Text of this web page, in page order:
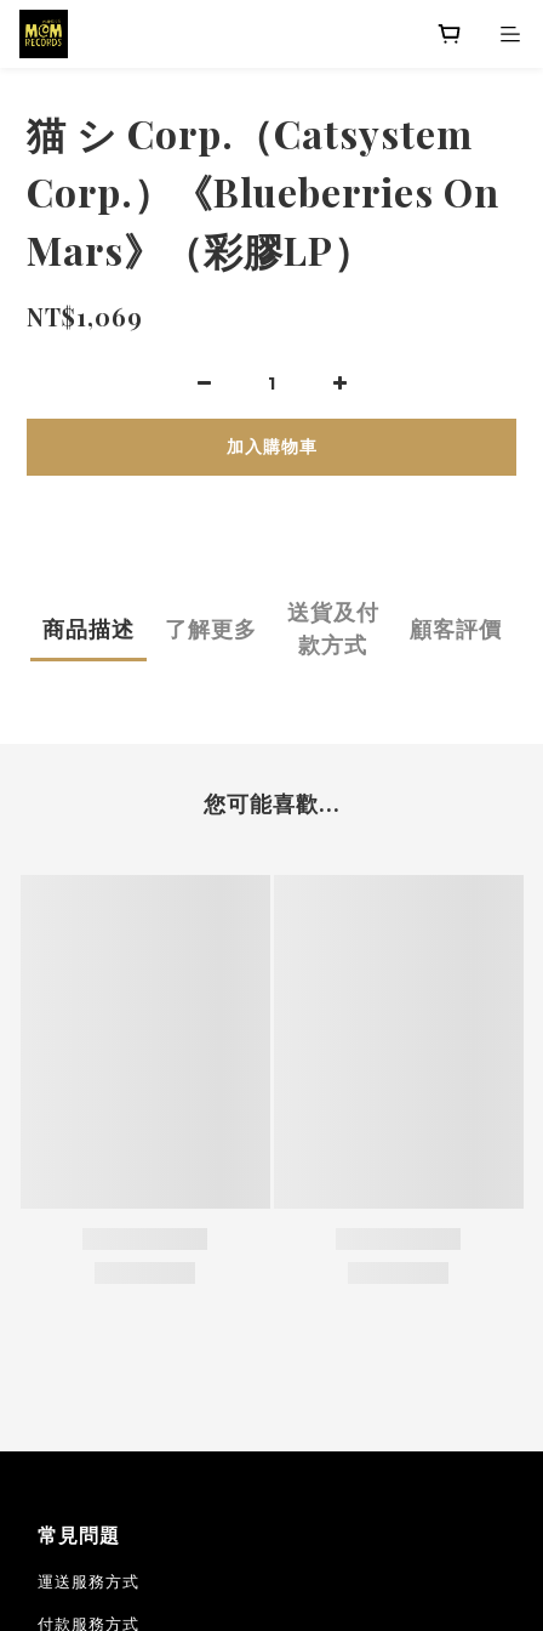
猫 シ Corp.（Catsystem
Corp.）《Blueberries On
Mars》（彩膠LP）
NT$1,069
加入購物車
商品描述 了解更多
送貨及付
款方式
顧客評價
您可能喜歡...
常見問題
運送服務方式
付款服務方式